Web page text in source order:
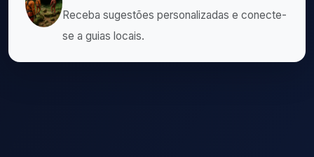
Receba sugestões personalizadas e conecte-
se a guias locais.